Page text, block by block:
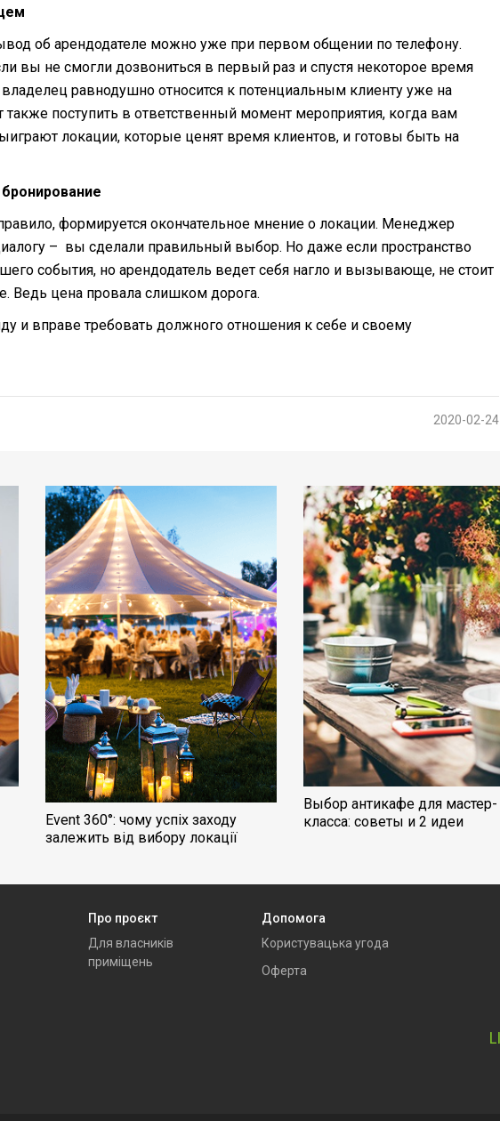
об арендодателе можно уже при первом общении по телефону.
вы не смогли дозвониться в первый раз и спустя некоторое время
равнодушно относится к потенциальным клиенту уже на
поступить в ответственный момент мероприятия, когда вам
локации, которые ценят время клиентов, и готовы быть на
формируется окончательное мнение о локации. Менеджер
– вы сделали правильный выбор. Но даже если пространство
события, но арендодатель ведет себя нагло и вызывающе, не стоит
Ведь цена провала слишком дорога.
и вправе требовать должного отношения к себе и своему
2020-02-24
Event 360°: чому успіх заходу
залежить від вибору локації
Выбор антикафе для мастер-
класса: советы и 2 идеи
Про проєкт
Для власників
приміщень
Допомога
Користувацька угода
Оферта